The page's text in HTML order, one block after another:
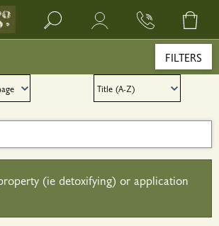
FILTERS
(ie detoxifying) or application